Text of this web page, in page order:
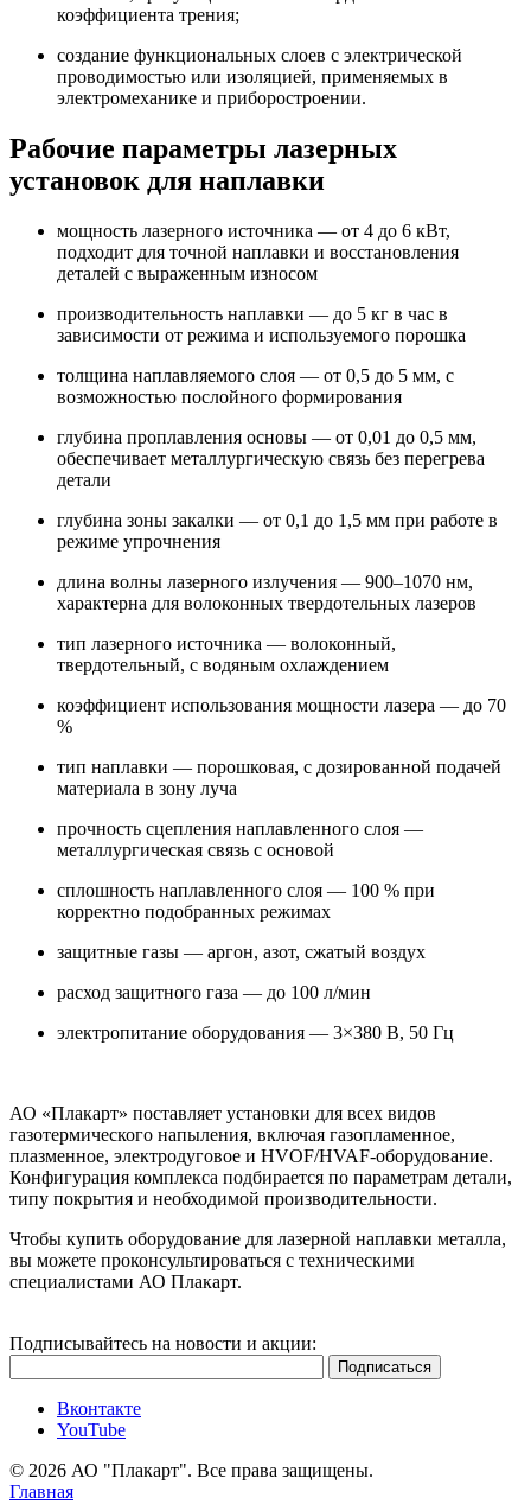
коэффициента трения;
создание функциональных слоев с электрической
проводимостью или изоляцией, применяемых в
электромеханике и приборостроении.
Рабочие параметры лазерных
установок для наплавки
мощность лазерного источника — от 4 до 6 кВт,
подходит для точной наплавки и восстановления
деталей с выраженным износом
производительность наплавки — до 5 кг в час в
зависимости от режима и используемого порошка
толщина наплавляемого слоя — от 0,5 до 5 мм, с
возможностью послойного формирования
глубина проплавления основы — от 0,01 до 0,5 мм,
обеспечивает металлургическую связь без перегрева
детали
глубина зоны закалки — от 0,1 до 1,5 мм при работе в
режиме упрочнения
длина волны лазерного излучения — 900–1070 нм,
характерна для волоконных твердотельных лазеров
тип лазерного источника — волоконный,
твердотельный, с водяным охлаждением
коэффициент использования мощности лазера — до 70
%
тип наплавки — порошковая, с дозированной подачей
материала в зону луча
прочность сцепления наплавленного слоя —
металлургическая связь с основой
сплошность наплавленного слоя — 100 % при
корректно подобранных режимах
защитные газы — аргон, азот, сжатый воздух
расход защитного газа — до 100 л/мин
электропитание оборудования — 3×380 В, 50 Гц
АО «Плакарт» поставляет установки для всех видов
газотермического напыления, включая газопламенное,
плазменное, электродуговое и HVOF/HVAF-оборудование.
Конфигурация комплекса подбирается по параметрам детали,
типу покрытия и необходимой производительности.
Чтобы купить оборудование для лазерной наплавки металла,
вы можете проконсультироваться с техническими
специалистами АО Плакарт.
Подписывайтесь на новости и акции:
Вконтакте
YouTube
© 2026 АО "Плакарт". Все права защищены.
Главная